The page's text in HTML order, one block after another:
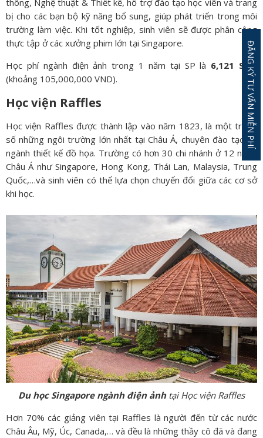
thông, Nghệ thuật & Thiết kế, hỗ trợđào tạo học viên và trang
bị cho các bạn bộ kỹ năng bổ sung, giúp phát triển trong môi
trường làm việc. Khi tốt nghiệp, sinh viên sẽ được phân công
thực tập ở các xưởng phim lớn tại Singapore.
Học phí ngành điện ảnh trong 1 năm tại SP là 6,121 SGD
(khoảng 105,000,000 VND).
Học viện Raffles
Học viện Raffles được thành lập vào năm 1823, là một trong
số những ngôi trường lớn nhất tại Châu Á, chuyên đào tạo về
ngành thiết kế đồ họa. Trường có hơn 30 chi nhánh ở 12 nước
Châu Á như Singapore, Hong Kong, Thái Lan, Malaysia, Trung
Quốc,…và sinh viên có thể lựa chọn chuyển đổi giữa các cơ sở
khi học.
Du học Singapore ngành điện ảnhtại Học viện Raffles
Hơn 70% các giảng viên tại Raffles là người đến từ các nước
Châu Âu, Mỹ, Úc, Canada,… và đều là những thầy cô đã và đang
ĐĂNG KÝ TƯ VẤN MIỄN PHÍ